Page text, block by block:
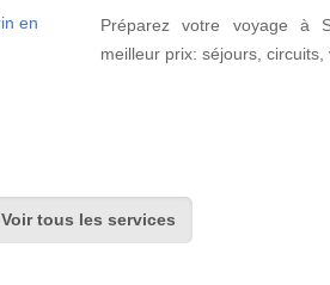
Préparez votre voyage à
meilleur prix: séjours, circuits,
Voir tous les services